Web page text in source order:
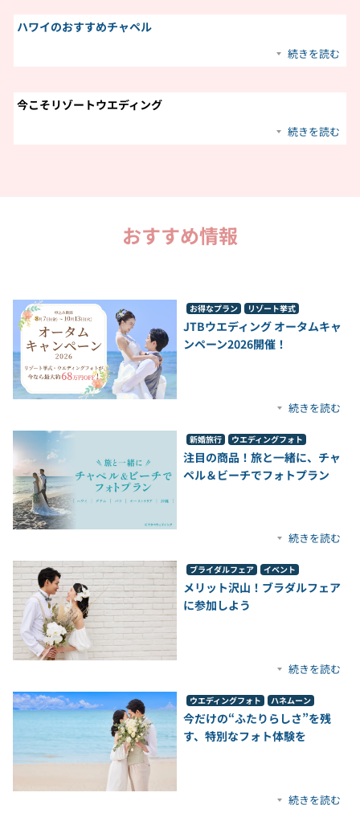
ハワイのおすすめチャペル
続きを読む
今こそリゾートウエディング
続きを読む
おすすめ情報
お得なプラン リゾート挙式
JTBウエディング オータムキャ
ンペーン2026開催！​
続きを読む
新婚旅行 ウエディングフォト
注目の商品！旅と一緒に、チャ
ペル＆ビーチでフォトプラン
続きを読む
ブライダルフェア イベント
メリット沢山！ブラダルフェア
に参加しよう
続きを読む
ウエディングフォト ハネムーン
今だけの“ふたりらしさ”を残
す、特別なフォト体験を
続きを読む